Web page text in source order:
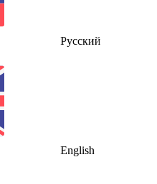
Русский
English